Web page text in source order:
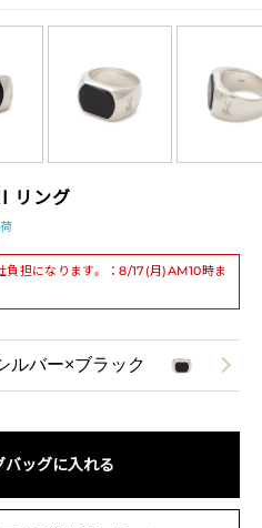
リング
負担になります。：8/17(月)AM10時ま
ルバー×ブラック
バッグに入れる